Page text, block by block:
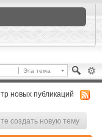
Эта тема
новых публикаций
создать новую тему